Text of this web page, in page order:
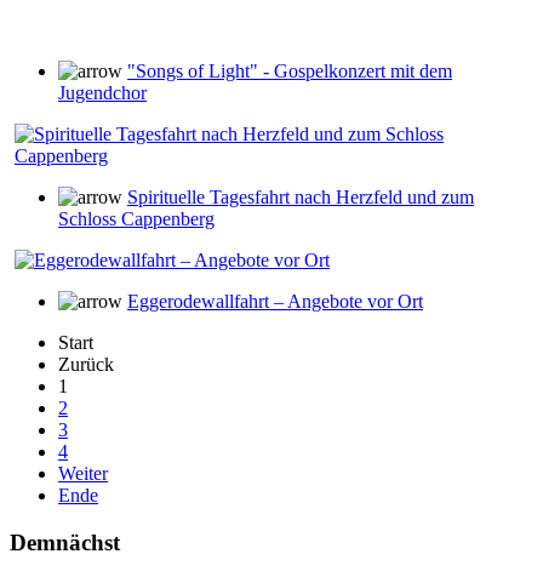
"Songs of Light" - Gospelkonzert mit dem
Jugendchor
Spirituelle Tagesfahrt nach Herzfeld und zum
Schloss Cappenberg
Eggerodewallfahrt – Angebote vor Ort
Start
Zurück
1
2
3
4
Weiter
Ende
Demnächst